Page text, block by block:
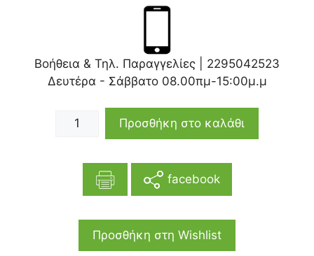
Βοήθεια & Τηλ. Παραγγελίες | 2295042523
Δευτέρα - Σάββατο 08.00πμ-15:00μ.μ
Προσθήκη στο καλάθι
facebook
Προσθήκη στη Wishlist